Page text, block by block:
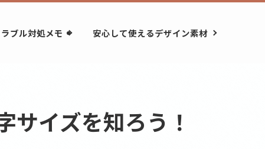
ブル対処メモ 安心して使えるデザイン素材
イズを知ろう！